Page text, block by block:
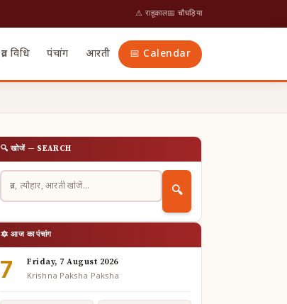
⚠ राहूकाल📅 चौघड़िया
व्रत विधि पंचांग आरती 📅 Calendar
🔍 खोजें — SEARCH
🔍
🔯 आज का पंचांग
7 Friday, 7 August 2026
Krishna Paksha Paksha